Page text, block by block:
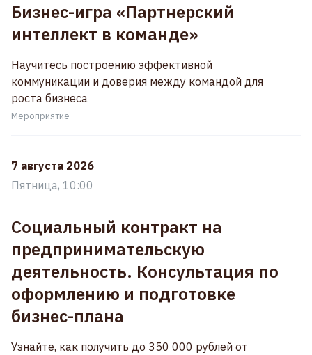
Бизнес-игра «Партнерский
интеллект в команде»
Научитесь построению эффективной
коммуникации и доверия между командой для
роста бизнеса
Мероприятие
7 августа 2026
Пятница, 10:00
Социальный контракт на
предпринимательскую
деятельность. Консультация по
оформлению и подготовке
бизнес-плана
Узнайте, как получить до 350 000 рублей от